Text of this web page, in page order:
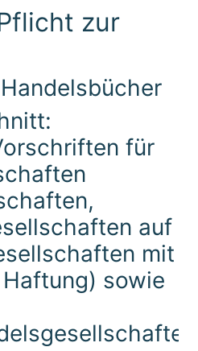
zur
für
auf
mit
sowie